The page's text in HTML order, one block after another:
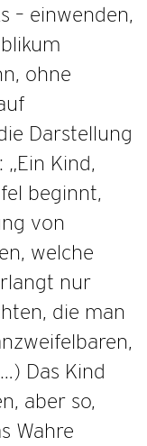
– einwenden,
ohne
Darstellung
Kind,
beginnt,
von
welche
nur
die man
Das Kind
aber so,
Wahre